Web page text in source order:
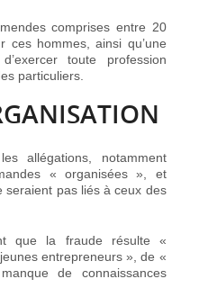
comprises entre 20
hommes, ainsi qu’une
toute profession
particuliers.
allégations, notamment
« organisées », et
seraient pas liés à ceux des
que la fraude résulte «
entrepreneurs », de «
de connaissances